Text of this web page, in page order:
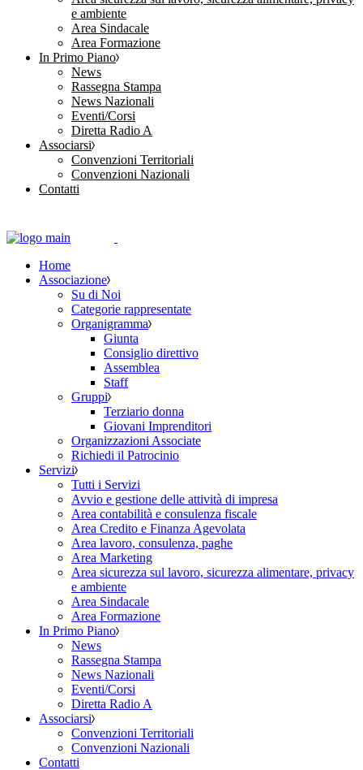
e ambiente
Area Sindacale
Area Formazione
In Primo Piano
News
Rassegna Stampa
News Nazionali
Eventi/Corsi
Diretta Radio A
Associarsi
Convenzioni Territoriali
Convenzioni Nazionali
Contatti
Home
Associazione
Su di Noi
Categorie rappresentate
Organigramma
Giunta
Consiglio direttivo
Assemblea
Staff
Gruppi
Terziario donna
Giovani Imprenditori
Organizzazioni Associate
Richiedi il Patrocinio
Servizi
Tutti i Servizi
Avvio e gestione delle attività di impresa
Area contabilità e consulenza fiscale
Area Credito e Finanza Agevolata
Area lavoro, consulenza, paghe
Area Marketing
Area sicurezza sul lavoro, sicurezza alimentare, privacy
e ambiente
Area Sindacale
Area Formazione
In Primo Piano
News
Rassegna Stampa
News Nazionali
Eventi/Corsi
Diretta Radio A
Associarsi
Convenzioni Territoriali
Convenzioni Nazionali
Contatti